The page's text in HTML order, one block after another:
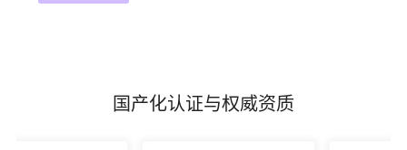
国产化认证与权威资质